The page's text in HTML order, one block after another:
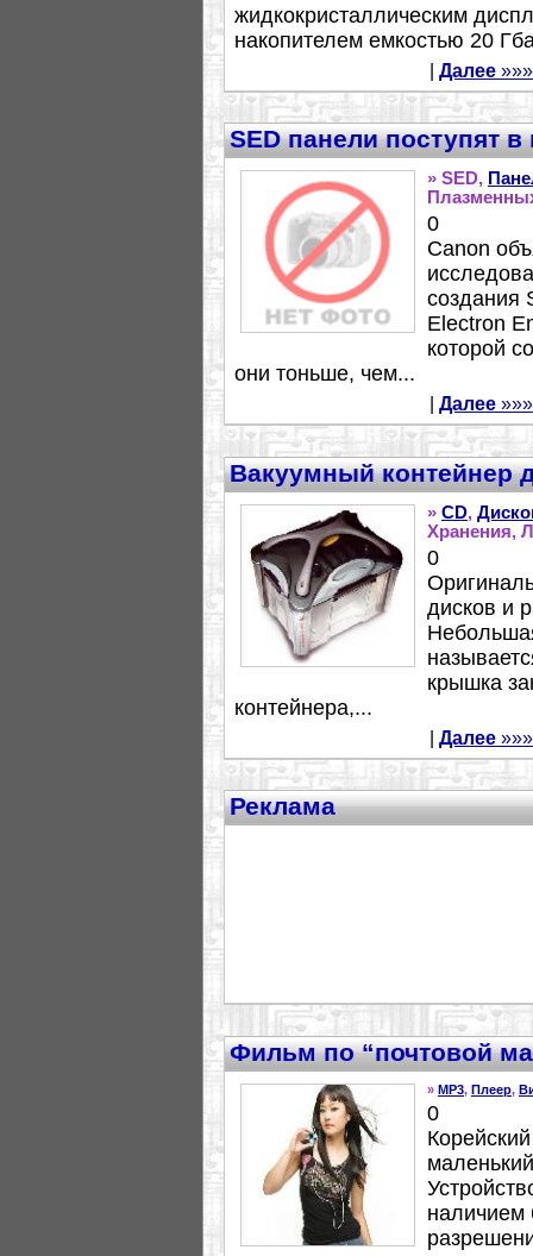
жидкокристаллическим
накопителем емкостью 20
Далее »»»
SED панели поступят
» SED,
0
Canon
создания
Electron
которой
они тоньше, чем...
Далее »»»
Вакуумный контейнер
» CD,
Хранения,
0
дисков и
крышка
контейнера,...
Далее »»»
Реклама
Фильм по “почтовой
» MP3, Плеер,
0
наличием